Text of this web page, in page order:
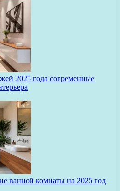
2025 года современные
ванной комнаты на 2025 год